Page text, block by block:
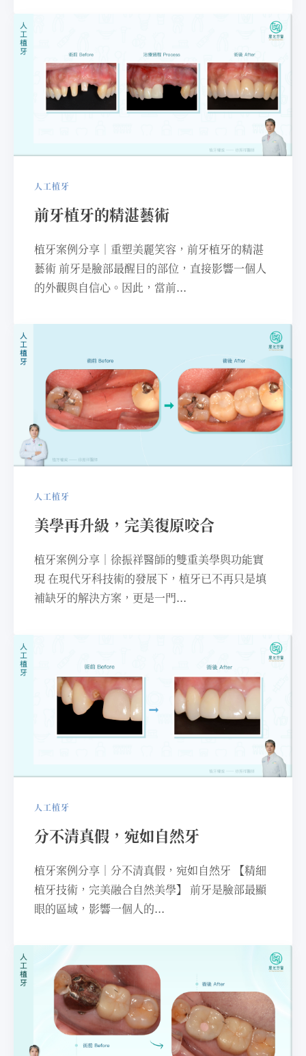
人工植牙
前牙植牙的精湛藝術
植牙案例分享｜重塑美麗笑容，前牙植牙的精湛
藝術 前牙是臉部最醒⽬的部位，直接影響⼀個⼈
的外觀與⾃信⼼。因此，當前...
人工植牙
美學再升級，完美復原咬合
植牙案例分享｜徐振祥醫師的雙重美學與功能實
現 在現代牙科技術的發展下，植牙已不再只是填
補缺牙的解決⽅案，更是⼀⾨...
人工植牙
分不清真假，宛如⾃然牙
植牙案例分享｜分不清真假，宛如⾃然牙 【精細
植牙技術，完美融合⾃然美學】 前牙是臉部最顯
眼的區域，影響⼀個⼈的...